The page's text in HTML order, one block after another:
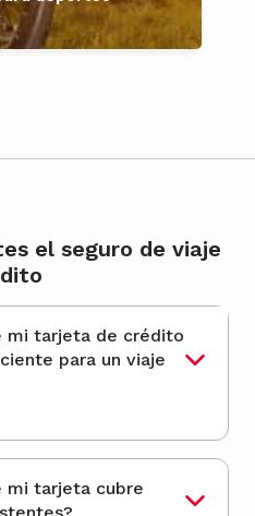
el seguro de viaje
para un viaje